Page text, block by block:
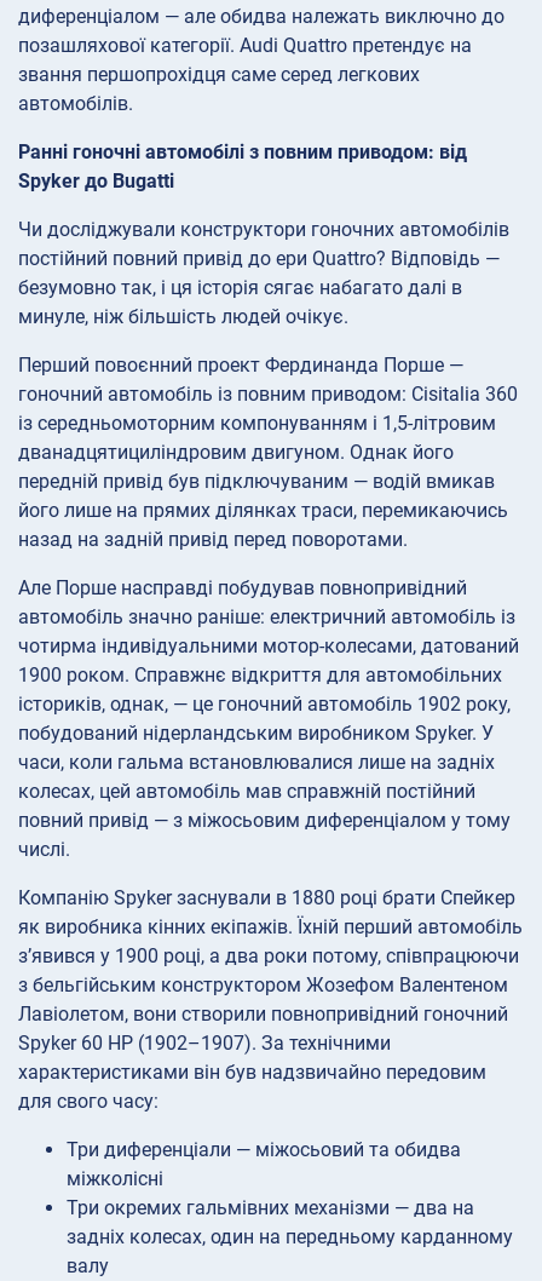
диференціалом — але обидва належать виключно до
позашляхової категорії. Audi Quattro претендує на
звання першопрохідця саме серед легкових
автомобілів.
Ранні гоночні автомобілі з повним приводом: від
Spyker до Bugatti
Чи досліджували конструктори гоночних автомобілів
постійний повний привід до ери Quattro? Відповідь —
безумовно так, і ця історія сягає набагато далі в
минуле, ніж більшість людей очікує.
Перший повоєнний проект Фердинанда Порше —
гоночний автомобіль із повним приводом: Cisitalia 360
із середньомоторним компонуванням і 1,5-літровим
дванадцятициліндровим двигуном. Однак його
передній привід був підключуваним — водій вмикав
його лише на прямих ділянках траси, перемикаючись
назад на задній привід перед поворотами.
Але Порше насправді побудував повнопривідний
автомобіль значно раніше: електричний автомобіль із
чотирма індивідуальними мотор-колесами, датований
1900 роком. Справжнє відкриття для автомобільних
істориків, однак, — це гоночний автомобіль 1902 року,
побудований нідерландським виробником Spyker. У
часи, коли гальма встановлювалися лише на задніх
колесах, цей автомобіль мав справжній постійний
повний привід — з міжосьовим диференціалом у тому
числі.
Компанію Spyker заснували в 1880 році брати Спейкер
як виробника кінних екіпажів. Їхній перший автомобіль
з’явився у 1900 році, а два роки потому, співпрацюючи
з бельгійським конструктором Жозефом Валентеном
Лавіолетом, вони створили повнопривідний гоночний
Spyker 60 HP (1902–1907). За технічними
характеристиками він був надзвичайно передовим
для свого часу:
Три диференціали — міжосьовий та обидва
міжколісні
Три окремих гальмівних механізми — два на
задніх колесах, один на передньому карданному
валу